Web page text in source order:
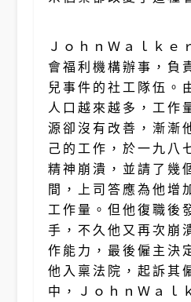
ＪｏｈｎＷａｌｋｅ
會福利機構辦事，負
兒事件的社工隊伍。
人口越來越多，工作
源卻沒有改善，漸漸
己的工作，於一九八
精神崩潰，並請了幾
間，上司答應為他增
工作量。但他復職後
手，不久他又再次崩
作能力，最後僱主決
他入稟法院，起訴其
中，ＪｏｈｎＷａｌ